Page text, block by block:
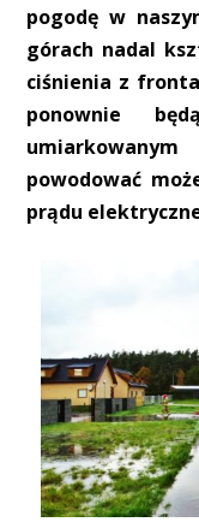
pogodę w
górach nadal
ciśnienia z
ponownie
powodować
prądu